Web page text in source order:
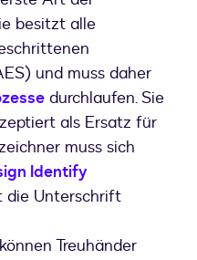
besitzt alle
und muss daher
durchlaufen. Sie
als Ersatz für
muss sich
Identify
die Unterschrift
können Treuhänder